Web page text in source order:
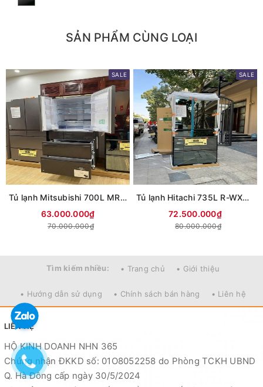
SẢN PHẨM CÙNG LOẠI
SALE
Tủ lạnh Mitsubishi 700L MR-WXD70M Giảm cực sâu
63.000.000₫
70.000.000₫
SALE
Tủ lạnh Hitachi 735L R-WXC74X Date 2026
72.500.000₫
80.000.000₫
Tìm kiếm nhiều: • Trang chủ • Giới thiệu
• Hướng dẫn sử dụng • Chính sách bán hàng • Liên hệ
LIÊN HỆ
HỘ KINH DOANH NHN 365
Chứng nhận ĐKKD số: 01O8052258 do Phòng TCKH UBND
Q. Hà Đông cấp ngày 30/5/2024